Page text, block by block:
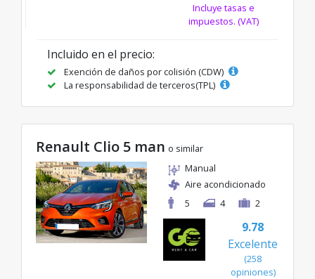
Incluye tasas e
impuestos. (VAT)
Incluido en el precio:
Exención de daños por colisión (CDW)
La responsabilidad de terceros(TPL)
Renault Clio 5 man o similar
Manual
Aire acondicionado
5
4 2
9.78
Excelente
(258
opiniones)